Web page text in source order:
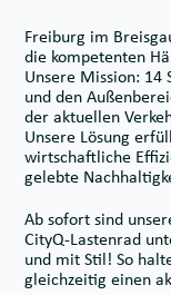
Freiburg im
die kompetenten
Unsere Mission: 14
und den
der aktuellen
Unsere Lösung
wirtschaftliche
gelebte
Ab sofort sind
CityQ-Lastenrad
und mit Stil! So
gleichzeitig einen